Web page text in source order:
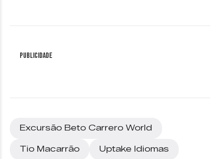
Publicidade
Excursão Beto Carrero World
Tio Macarrão Uptake Idiomas